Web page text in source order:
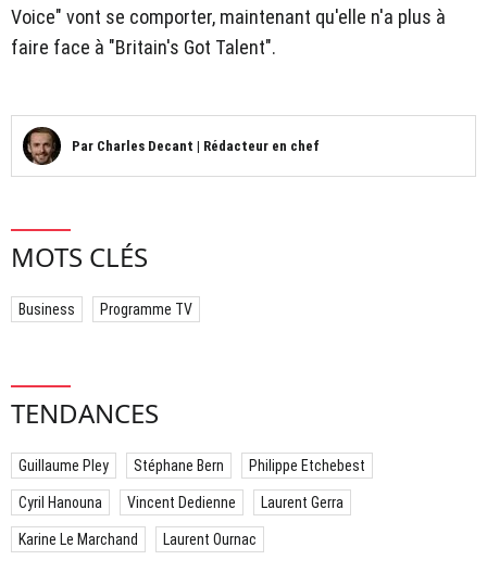
Voice" vont se comporter, maintenant qu'elle n'a plus à
faire face à "Britain's Got Talent".
Par Charles Decant | Rédacteur en chef
MOTS CLÉS
Business Programme TV
TENDANCES
Guillaume Pley Stéphane Bern Philippe Etchebest
Cyril Hanouna Vincent Dedienne Laurent Gerra
Karine Le Marchand Laurent Ournac